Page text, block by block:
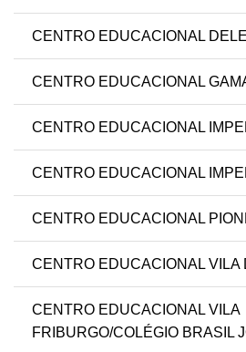
CENTRO EDUCACIONAL
CENTRO EDUCACIONAL
CENTRO EDUCACIONAL
CENTRO EDUCACIONAL
CENTRO EDUCACIONAL
CENTRO EDUCACIONAL VILA
CENTRO EDUCACIONAL VILA
FRIBURGO/COLÉGIO BRASIL